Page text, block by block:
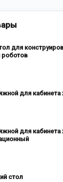
для
роботов
для кабинета
для кабинета
стол